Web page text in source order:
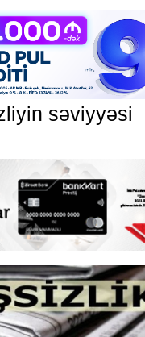
səviyyəsi